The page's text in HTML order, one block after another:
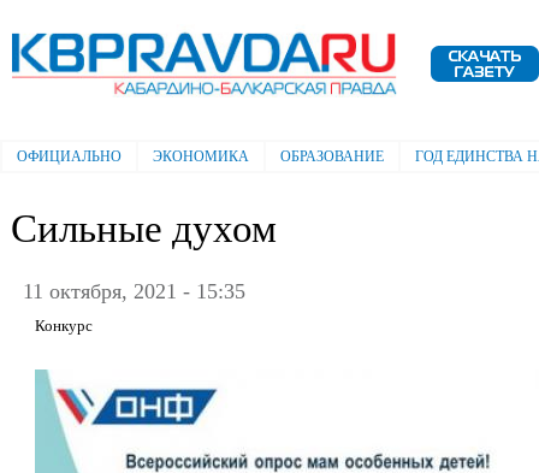
Электронная газета "Кабардино-
Балкарская правда"
Главное меню
ОФИЦИАЛЬНО ЭКОНОМИКА ОБРАЗОВАНИЕ ГОД ЕДИНСТВА
Сильные духом
11 октября, 2021 - 15:35
Конкурс